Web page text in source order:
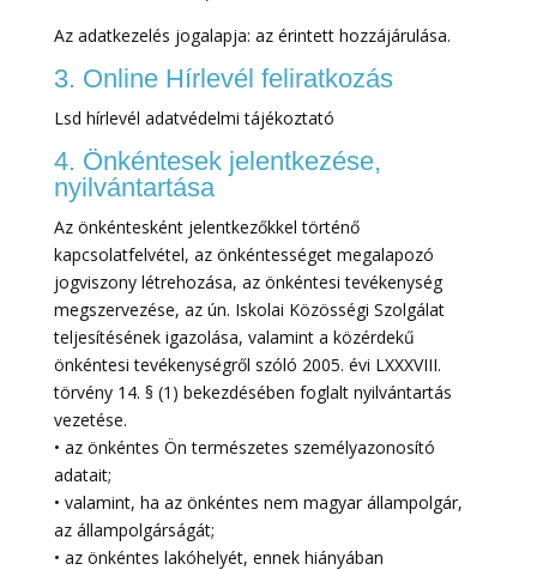
Az adatkezelés jogalapja: az érintett hozzájárulása.
3. Online Hírlevél feliratkozás
Lsd hírlevél adatvédelmi tájékoztató
4. Önkéntesek jelentkezése,
nyilvántartása
Az önkéntesként jelentkezőkkel történő
kapcsolatfelvétel, az önkéntességet megalapozó
jogviszony létrehozása, az önkéntesi tevékenység
megszervezése, az ún. Iskolai Közösségi Szolgálat
teljesítésének igazolása, valamint a közérdekű
önkéntesi tevékenységről szóló 2005. évi LXXXVIII.
törvény 14. § (1) bekezdésében foglalt nyilvántartás
vezetése.
• az önkéntes Ön természetes személyazonosító
adatait;
• valamint, ha az önkéntes nem magyar állampolgár,
az állampolgárságát;
• az önkéntes lakóhelyét, ennek hiányában